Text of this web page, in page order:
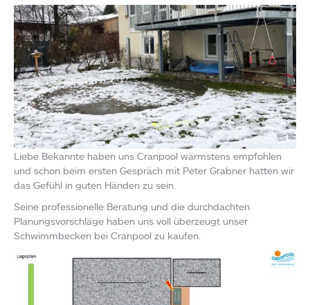
Liebe Bekannte haben uns Cranpool wärmstens empfohlen
und schon beim ersten Gespräch mit Peter Grabner hatten wir
das Gefühl in guten Händen zu sein.
Seine professionelle Beratung und die durchdachten
Planungsvorschläge haben uns voll überzeugt unser
Schwimmbecken bei Cranpool zu kaufen.